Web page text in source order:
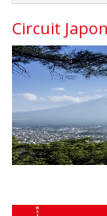
Circuit